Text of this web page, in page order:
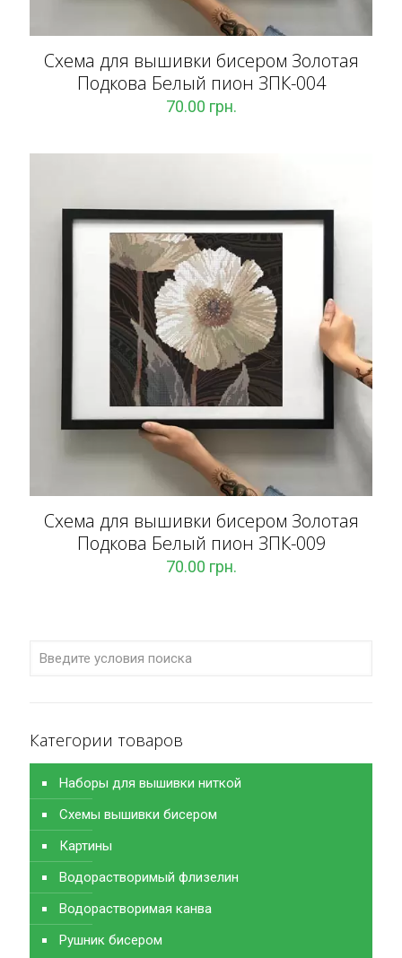
Схема для вышивки бисером Золотая
Подкова Белый пион ЗПК-004
70.00 грн.
Схема для вышивки бисером Золотая
Подкова Белый пион ЗПК-009
70.00 грн.
Категории товаров
Наборы для вышивки ниткой
Схемы вышивки бисером
Картины
Водорастворимый флизелин
Водорастворимая канва
Рушник бисером